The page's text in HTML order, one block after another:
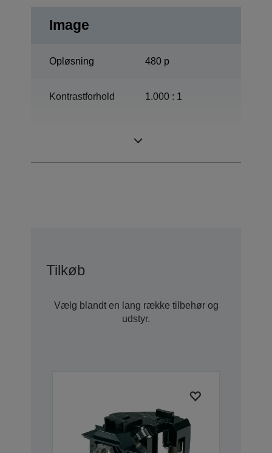
Image
Opløsning 480 p
Kontrastforhold 1.000 : 1
Tilkøb
Vælg blandt en lang række tilbehør og
udstyr.